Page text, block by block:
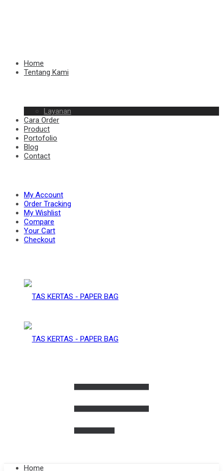
–
BAG
KERTAS
PAPER
BAG
Home
Tentang Kami
Layanan
Cara Order
Product
Portofolio
Blog
Contact
My Account
Order Tracking
My Wishlist
Compare
Your Cart
Checkout
Home